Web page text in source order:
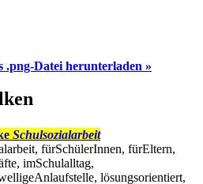
.png-Datei herunterladen »
Schulsozialarbeit
fürSchülerInnen, fürEltern,
imSchulalltag,
lösungsorientiert,